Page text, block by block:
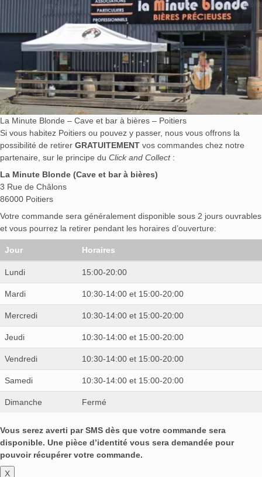
La Minute Blonde – Cave et bar à bières – Poitiers
Si vous habitez Poitiers ou pouvez y passer, nous vous offrons la
possibilité de retirer GRATUITEMENT vos commandes chez notre
partenaire, sur le principe du Click and Collect:
La Minute Blonde (Cave et bar à bières)
3 Rue de Châlons
86000 Poitiers
Votre commande sera généralement disponible sous 2 jours ouvrables
et vous pourrez la retirer pendant les horaires d’ouverture:
Jour Horaires
Lundi 15:00-20:00
Mardi 10:30-14:00 et 15:00-20:00
Mercredi 10:30-14:00 et 15:00-20:00
Jeudi 10:30-14:00 et 15:00-20:00
Vendredi 10:30-14:00 et 15:00-20:00
Samedi 10:30-14:00 et 15:00-20:00
Dimanche Fermé
Vous serez averti par SMS dès que votre commande sera
disponible. Une pièce d’identité vous sera demandée pour
pouvoir récupérer votre commande.
X